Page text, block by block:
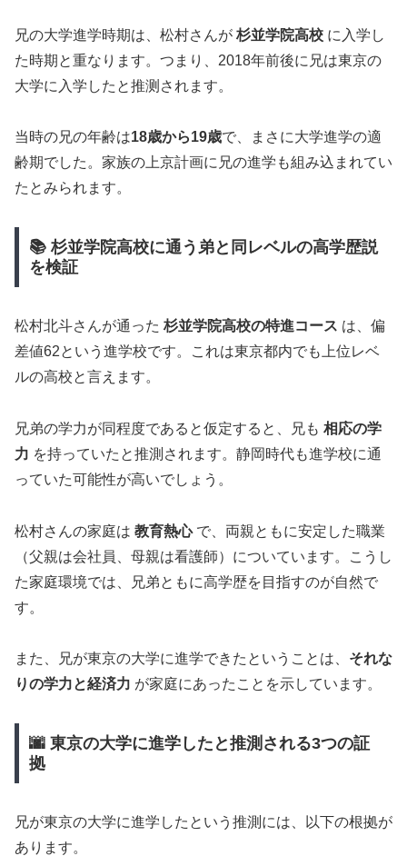
兄の大学進学時期は、松村さんが 杉並学院高校 に入学し
た時期と重なります。つまり、2018年前後に兄は東京の
大学に入学したと推测されます。
当時の兄の年齢は18歳から19歳で、まさに大学進学の適
齢期でした。家族の上京計画に兄の進学も組み込まれてい
たとみられます。
📚 杉並学院高校に通う弟と同レベルの高学歴説
を検証
松村北斗さんが通った 杉並学院高校の特進コース は、偏
差値62という進学校です。これは東京都内でも上位レベ
ルの高校と言えます。
兄弟の学力が同程度であると仮定すると、兄も 相応の学
力 を持っていたと推測されます。静岡時代も進学校に通
っていた可能性が高いでしょう。
松村さんの家庭は 教育熱心で、両親ともに安定した職業
（父親は会社員、母親は看護師）についています。こうし
た家庭環境では、兄弟ともに高学歴を目指すのが自然で
す。
また、兄が東京の大学に進学できたということは、 それな
りの学力と経済力 が家庭にあったことを示しています。
🌆 東京の大学に進学したと推測される3つの証
拠
兄が東京の大学に進学したという推測には、以下の根拠が
あります。